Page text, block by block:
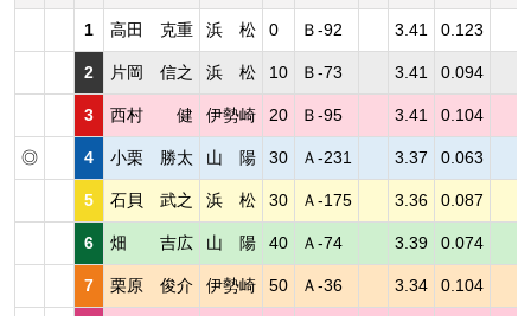
1 高田 克重 浜 松 0 Ｂ-92 3.41 0.123
2 片岡 信之 浜 松 10 Ｂ-73 3.41 0.094
3 西村 健 伊勢崎 20 Ｂ-95 3.41 0.104
◎ 4 小栗 勝太 山 陽 30 Ａ-231 3.37 0.063
5 石貝 武之 浜 松 30 Ａ-175 3.36 0.087
6 畑 吉広 山 陽 40 Ａ-74 3.39 0.074
7 栗原 俊介 伊勢崎 50 Ａ-36 3.34 0.104